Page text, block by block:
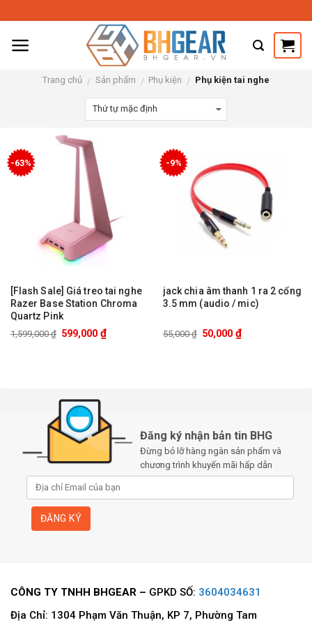
content
Trang chủ / Sản phẩm / Phụ kiện / Phụ kiện tai nghe
-63%
[Flash Sale] Giá treo tai nghe
Razer Base Station Chroma
Quartz Pink
1,599,000₫ 599,000 ₫
-9%
jack chia âm thanh 1 ra 2 cổng
3.5 mm (audio / mic)
55,000₫ 50,000 ₫
Đăng ký nhận bản tin BHG
Đừng bỏ lỡ hàng ngàn sản phẩm và
chương trình khuyến mãi hấp dẫn
CÔNG TY TNHH BHGEAR – GPKD SỐ: 3604034631
Địa Chỉ: 1304 Phạm Văn Thuận, KP 7, Phường Tam